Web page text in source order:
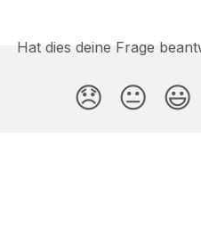
Hat dies deine Frage
😞 😐 😃